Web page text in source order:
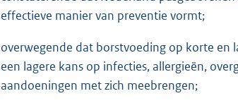
b
effectieve manier van preventie vormt;
overwegende dat borstvoeding op korte en
een lagere kans op infecties, allergieën,
aandoeningen met zich meebrengen;